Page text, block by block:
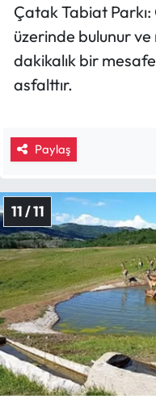
Çatak Tabiat
üzerinde bulunur
dakikalık bir
asfalttır.
Paylaş
11 / 11